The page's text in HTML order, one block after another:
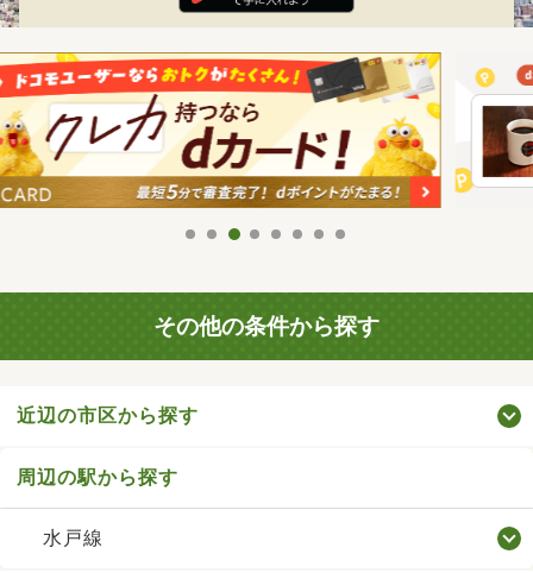
その他の条件から探す
近辺の市区から探す
周辺の駅から探す
水戸線